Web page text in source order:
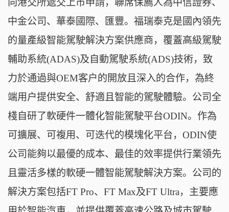
向港交所遞交上市申請，聯席保薦人為中信證券、
中金公司、華泰國際、匯豐。福瑞泰克是國內領先
的量產級智能駕駛解決方案供應商，覆蓋高級駕駛
輔助系統(ADAS)及自動駕駛系統(ADS)技術，致
力於通過與OEM客户的開放且深入的合作，為終
端用户提供安全、舒適且智能的駕駛體驗。公司全
棧自研了軟硬件一體化智能駕駛平台ODIN。作為
可擴展、可複用、可迭代的模塊化平台，ODIN使
公司能夠以最優的成本、最佳的效率提供行業領先
且靈活多樣的軟硬一體智能駕駛解決方案。公司的
解決方案包括FT Pro、FT Max及FT Ultra，主要應